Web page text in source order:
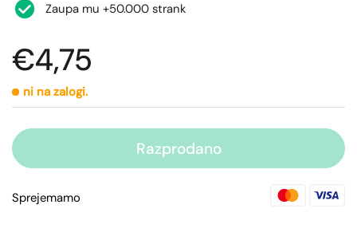
Zaupa mu +50.000 strank
€4,75
ni na zalogi.
Razprodano
Sprejemamo